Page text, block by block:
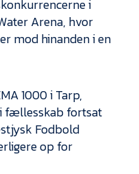
i
Arena, hvor
mod hinanden i en
1000 i Tarp,
fællesskab fortsat
Fodbold
op for